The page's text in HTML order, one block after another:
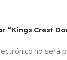
“Kings Crest
no será